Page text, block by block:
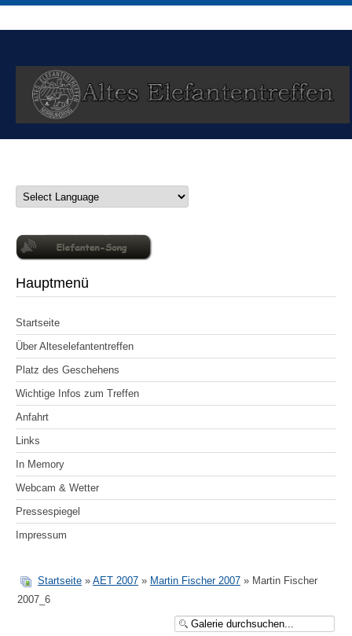
Hauptmenü
Startseite
Über Alteselefantentreffen
Platz des Geschehens
Wichtige Infos zum Treffen
Anfahrt
Links
In Memory
Webcam & Wetter
Pressespiegel
Impressum
Startseite » AET 2007 » Martin Fischer 2007 » Martin Fischer
2007_6